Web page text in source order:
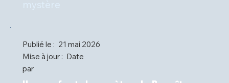
Publié le : 21 mai 2026
Mise à jour : Date
par